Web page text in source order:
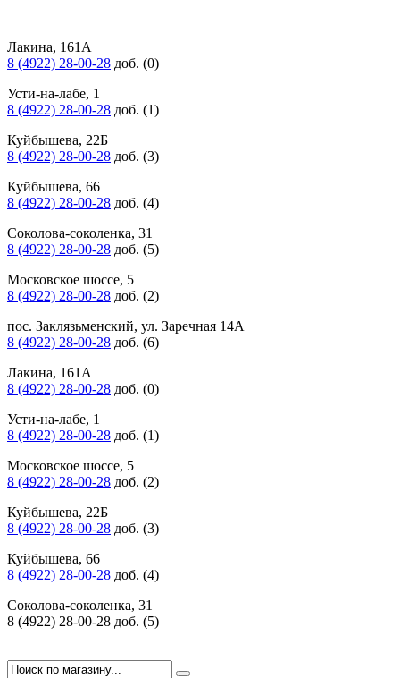
Лакина, 161А
8 (4922) 28-00-28 доб. (0)
Усти-на-лабе, 1
8 (4922) 28-00-28 доб. (1)
Куйбышева, 22Б
8 (4922) 28-00-28 доб. (3)
Куйбышева, 66
8 (4922) 28-00-28 доб. (4)
Соколова-соколенка, 31
8 (4922) 28-00-28 доб. (5)
Московское шоссе, 5
8 (4922) 28-00-28 доб. (2)
пос. Заклязьменский, ул. Заречная 14А
8 (4922) 28-00-28 доб. (6)
Лакина, 161А
8 (4922) 28-00-28 доб. (0)
Усти-на-лабе, 1
8 (4922) 28-00-28 доб. (1)
Московское шоссе, 5
8 (4922) 28-00-28 доб. (2)
Куйбышева, 22Б
8 (4922) 28-00-28 доб. (3)
Куйбышева, 66
8 (4922) 28-00-28 доб. (4)
Соколова-соколенка, 31
8 (4922) 28-00-28 доб. (5)